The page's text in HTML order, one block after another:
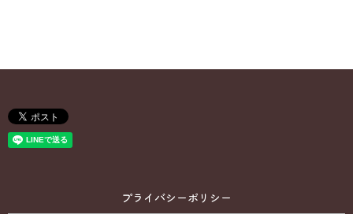
プライバシーポリシー